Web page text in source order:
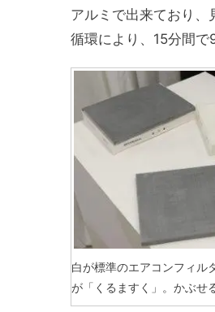
アルミで出来ており
循環により、15分間で
白が標準のエアコンフィル
が「くるますく」。かぶせ